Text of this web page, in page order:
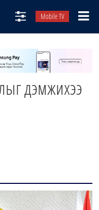
Mobile TV
дэмжихээ